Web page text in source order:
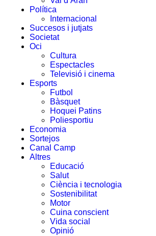
Política
Internacional
Succesos i jutjats
Societat
Oci
Cultura
Espectacles
Televisió i cinema
Esports
Futbol
Bàsquet
Hoquei Patins
Poliesportiu
Economia
Sortejos
Canal Camp
Altres
Educació
Salut
Ciència i tecnologia
Sostenibilitat
Motor
Cuina conscient
Vida social
Opinió